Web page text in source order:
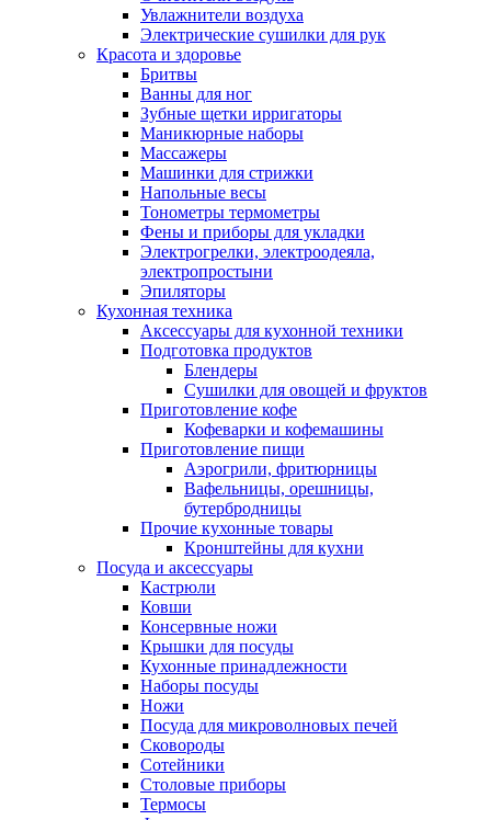
Увлажнители воздуха
Электрические сушилки для рук
Красота и здоровье
Бритвы
Ванны для ног
Зубные щетки ирригаторы
Маникюрные наборы
Массажеры
Машинки для стрижки
Напольные весы
Тонометры термометры
Фены и приборы для укладки
Электрогрелки, электроодеяла,
электропростыни
Эпиляторы
Кухонная техника
Аксессуары для кухонной техники
Подготовка продуктов
Блендеры
Сушилки для овощей и фруктов
Приготовление кофе
Кофеварки и кофемашины
Приготовление пищи
Аэрогрили, фритюрницы
Вафельницы, орешницы,
бутербродницы
Прочие кухонные товары
Кронштейны для кухни
Посуда и аксессуары
Кастрюли
Ковши
Консервные ножи
Крышки для посуды
Кухонные принадлежности
Наборы посуды
Ножи
Посуда для микроволновых печей
Сковороды
Сотейники
Столовые приборы
Термосы